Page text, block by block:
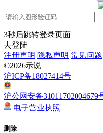
3秒后跳转登录页面
去登陆
注册声明 隐私声明 常见问题
©2026示说
沪ICP备18027414号
沪公网安备31011702004679
电子营业执照
删除